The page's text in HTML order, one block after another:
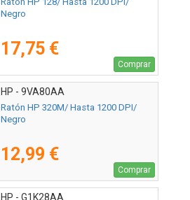
Negro
17,75 €
Comprar
HP - 9VA80AA
Ratón HP 320M/ Hasta 1200 DPI/
Negro
12,99 €
Comprar
HP - G1K28AA